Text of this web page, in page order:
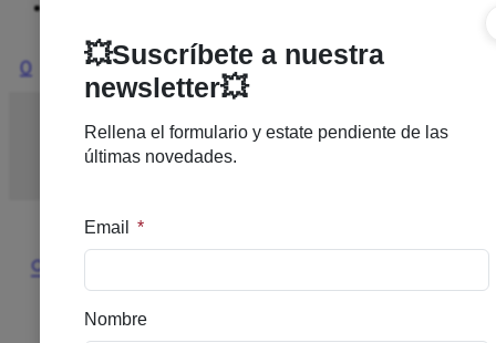
0
Inicio/SOLARES/SOLAR ALTO/LRP ANTHELIOS
CREMA HIDRAT SPF50+ 50ML
🔍